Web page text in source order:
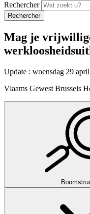
Rechercher
Mag je
Update : woensdag 29
Vlaams Gewest Brussels